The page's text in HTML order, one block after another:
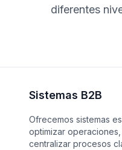
diferentes
Sistemas B2B
Ofrecemos sistemas
optimizar
centralizar procesos